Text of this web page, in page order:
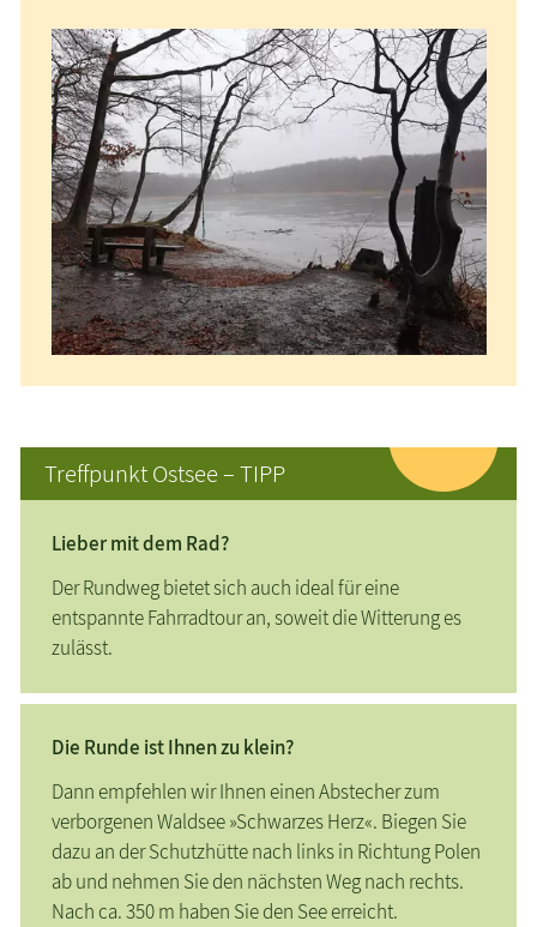
Treffpunkt Ostsee – TIPP
Lieber mit dem Rad?
Der Rundweg bietet sich auch ideal für eine
entspannte Fahrradtour an, soweit die Witterung es
zulässt.
Die Runde ist Ihnen zu klein?
Dann empfehlen wir Ihnen einen Abstecher zum
verborgenen Waldsee »Schwarzes Herz«. Biegen Sie
dazu an der Schutzhütte nach links in Richtung Polen
ab und nehmen Sie den nächsten Weg nach rechts.
Nach ca. 350 m haben Sie den See erreicht.